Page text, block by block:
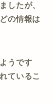
したが、
の情報は
うです
ているこ